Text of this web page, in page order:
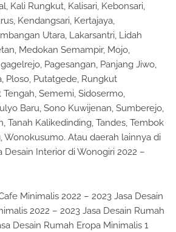
Kali Rungkut, Kalisari, Kebonsari,
Kendangsari, Kertajaya,
Utara, Lakarsantri, Lidah
Medokan Semampir, Mojo,
Pagesangan, Panjang Jiwo,
Ploso, Putatgede, Rungkut
Sememi, Sidosermo,
Baru, Sono Kuwijenan, Sumberejo,
Tanah Kalikedinding, Tandes, Tembok
Wonokusumo. Atau daerah lainnya di
Desain Interior di Wonogiri 2022 –
Minimalis 2022 – 2023 Jasa Desain
2022 – 2023 Jasa Desain Rumah
Desain Rumah Eropa Minimalis 1